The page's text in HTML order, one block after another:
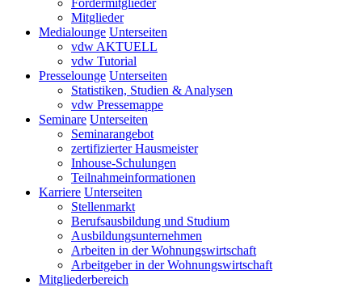
Fördermitglieder
Mitglieder
Medialounge Unterseiten
vdw AKTUELL
vdw Tutorial
Presselounge Unterseiten
Statistiken, Studien & Analysen
vdw Pressemappe
Seminare Unterseiten
Seminarangebot
zertifizierter Hausmeister
Inhouse-Schulungen
Teilnahmeinformationen
Karriere Unterseiten
Stellenmarkt
Berufsausbildung und Studium
Ausbildungsunternehmen
Arbeiten in der Wohnungswirtschaft
Arbeitgeber in der Wohnungswirtschaft
Mitgliederbereich